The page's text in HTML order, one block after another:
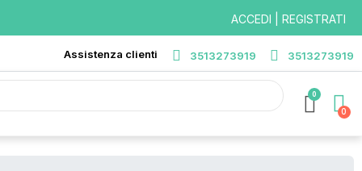
ACCEDI | REGISTRATI
Assistenza clienti 3513273919 3513273919
0